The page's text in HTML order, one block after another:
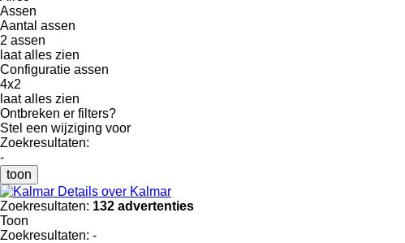
Assen
Aantal assen
2 assen
laat alles zien
Configuratie assen
4x2
laat alles zien
Ontbreken er filters?
Stel een wijziging voor
Zoekresultaten:
-
toon
Details over Kalmar
Zoekresultaten: 132 advertenties
Toon
Zoekresultaten: -